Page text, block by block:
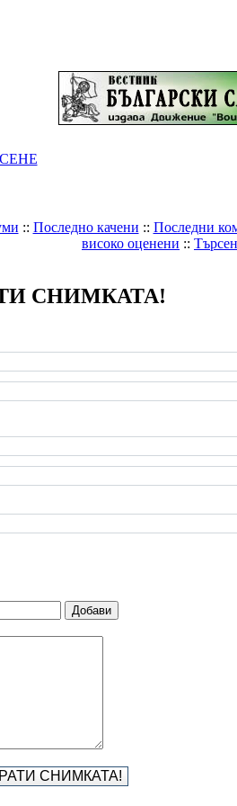
:: Последно качени :: Последни
високо оценени ::
СНИМКАТА!